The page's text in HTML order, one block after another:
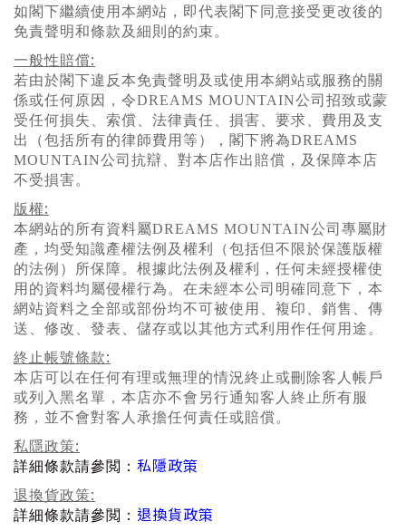
如閣下繼續使用本網站， 即代表閣下同意接受更改後的
免責聲明和條款及細則的約束。
一般性賠償:
若由於閣下違反本免責聲明及或使用本網站或服務的關
係或任何原因，令DREAMS MOUNTAIN公司招致或蒙
受任何損失、索償、法律責任、損害、要求、費用及支
出（包括所有的律師費用等），閣下將為DREAMS
MOUNTAIN公司抗辯、對本店作出賠償，及保障本店
不受損害。
版權:
本網站的所有資料屬DREAMS MOUNTAIN公司專屬財
產 ，均受知識產權法例及權利（包括但不限於保護版權
的法例）所保障。根據此法例及權利，任何未經授權使
用的資料均屬侵權行為 。在未經本公司明確同意下，本
網站資料之全部或部份均不可被使用、複印、銷售
、傳
送、修改、發表、儲存或以其他方式利用作任何用途。
終止帳號條款:
本店可以在任何有理或無理的情況終止或刪除客人帳戶
或列入黑名單，本店亦不會 另行通知客人終止所有服
務， 並不會對客人承擔任何責任或賠償。
私隱政策:
詳細條款請參閲 ： 私隱政策
退換貨政策:
詳細條款請參閲 ： 退換貨政策